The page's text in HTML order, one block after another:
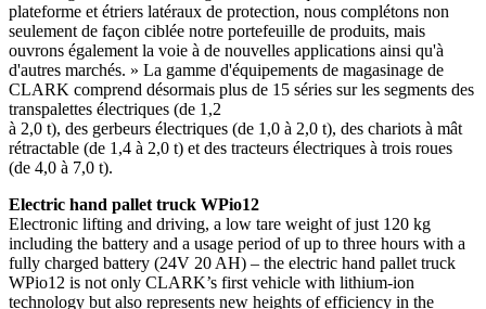
plateforme et étriers latéraux de protection, nous complétons non
seulement de façon ciblée notre portefeuille de produits, mais
ouvrons également la voie à de nouvelles applications ainsi qu'à
d'autres marchés. » La gamme d'équipements de magasinage de
CLARK comprend désormais plus de 15 séries sur les segments des
transpalettes électriques (de 1,2
à 2,0 t), des gerbeurs électriques (de 1,0 à 2,0 t), des chariots à mât
rétractable (de 1,4 à 2,0 t) et des tracteurs électriques à trois roues
(de 4,0 à 7,0 t).
Electric hand pallet truck WPio12
Electronic lifting and driving, a low tare weight of just 120 kg
including the battery and a usage period of up to three hours with a
fully charged battery (24V 20 AH) – the electric hand pallet truck
WPio12 is not only CLARK’s first vehicle with lithium-ion
technology but also represents new heights of efficiency in the